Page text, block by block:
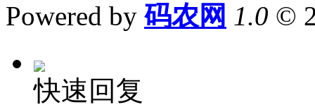
Powered by 码农网 1.0 ©
快速回复